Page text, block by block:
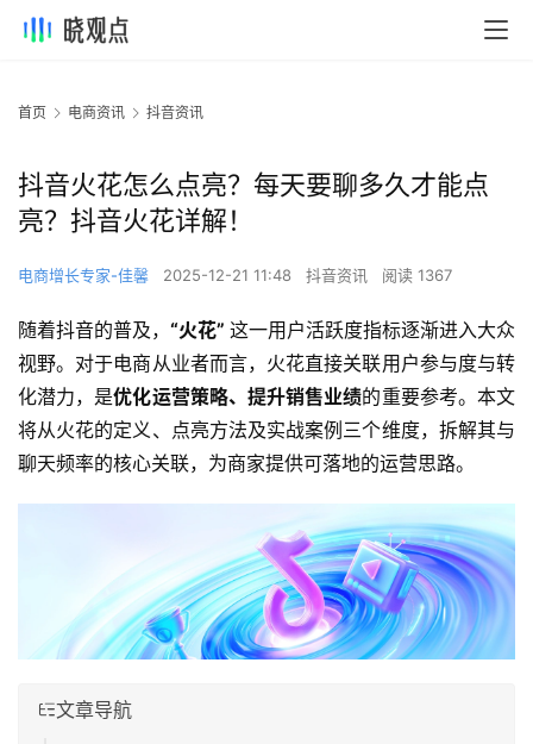
首页 电商资讯 抖音资讯
抖音火花怎么点亮？每天要聊多久才能点
亮？抖音火花详解！
电商增长专家-佳馨 2025-12-21 11:48 抖音资讯 阅读 1367
随着抖音的普及， “火花” 这一用户活跃度指标逐渐进入大众
视野。对于电商从业者而言，火花直接关联用户参与度与转
化潜力，是优化运营策略、提升销售业绩的重要参考。本文
将从火花的定义、点亮方法及实战案例三个维度，拆解其与
聊天频率的核心关联，为商家提供可落地的运营思路。
文章导航